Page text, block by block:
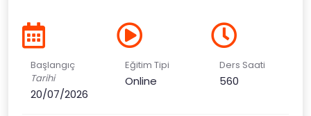
Başlangıç
Tarihi
20/07/2026
Eğitim Tipi
Online
Ders Saati
560